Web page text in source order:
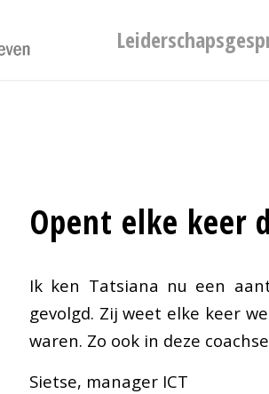
Opent elke keer
Ik ken Tatsiana nu een
gevolgd. Zij weet elke keer
waren. Zo ook in deze
Sietse, manager ICT